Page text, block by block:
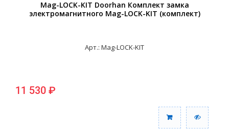
Mag-LOCK-KIT Doorhan Комплект замка
электромагнитного Mag-LOCK-KIT (комплект)
Арт.: Mag-LOCK-KIT
11 530 ₽